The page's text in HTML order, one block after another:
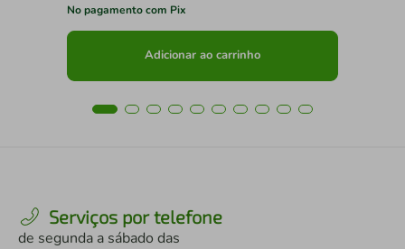
No pagamento com Pix
Adicionar ao carrinho
Serviços por telefone
de segunda a sábado das